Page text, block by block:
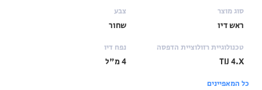
סוג מוצר
ראש דיו
צבע
שחור
טכנולוגיית רזולוציית הדפסה
TIJ 4.X
נפח דיו
4 מ"ל
כל המאפיינים